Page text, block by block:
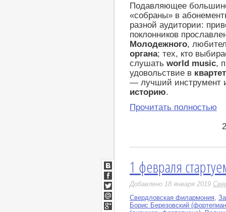
Подавляющее
«собраны» в
разной аудитории:
поклонников
Молодежного,
органа; тех, кто
слушать world music,
удовольствие в
— лучший инструмент
историю.
Прочитать полностью
1 февраля
Добавлено 18 января 2019
Свердловская филармония
Борис Березовский
ВКонтакте
Facebook
Twitter
Мой